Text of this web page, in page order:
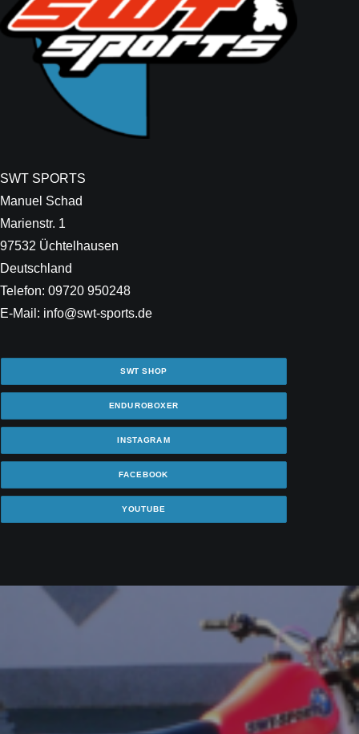
SWT SPORTS
Manuel Schad
Marienstr. 1
97532 Üchtelhausen
Deutschland
Telefon: 09720 950248
E-Mail: info@swt-sports.de
SWT SHOP
ENDUROBOXER
INSTAGRAM
FACEBOOK
YOUTUBE